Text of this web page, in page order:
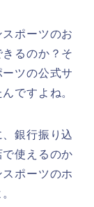
ポーツのお
るのか？そ
ツの公式サ
ですよね。
銀行振り込
使えるのか
ポーツのホ